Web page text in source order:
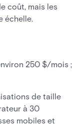
coût, mais les
échelle.
250 $/mois ;
de taille
à 30
mobiles et